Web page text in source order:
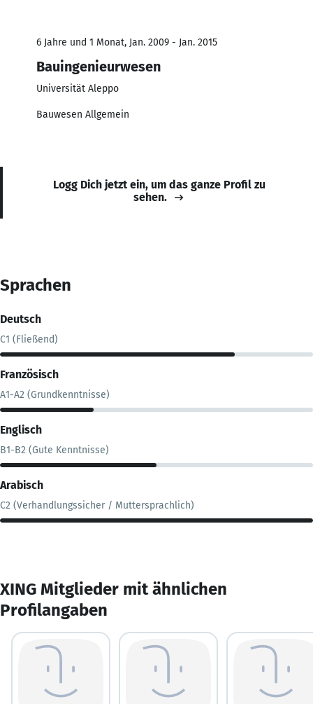
6 Jahre und 1 Monat, Jan. 2009 - Jan. 2015
Bauingenieurwesen
Universität Aleppo
Bauwesen Allgemein
Logg Dich jetzt ein, um das ganze Profil zu
sehen.
Sprachen
Deutsch
C1 (Fließend)
Französisch
A1-A2 (Grundkenntnisse)
Englisch
B1-B2 (Gute Kenntnisse)
Arabisch
C2 (Verhandlungssicher / Muttersprachlich)
XING Mitglieder mit ähnlichen
Profilangaben